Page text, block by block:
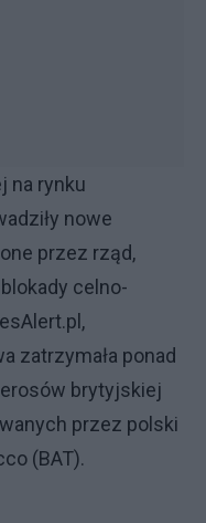
na rynku
nowe
przez rząd,
celno-
zatrzymała ponad
brytyjskiej
przez polski
(BAT).